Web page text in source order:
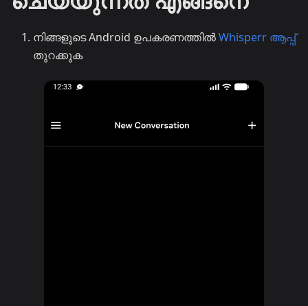
നിങ്ങളുടെ Android ഉപകരണത്തിൽWhisperr ആപ്പ്
തുറക്കുക